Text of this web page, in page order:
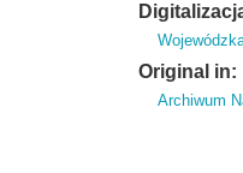
Original in:
Archiwum